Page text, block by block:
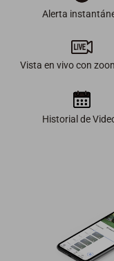
Alerta
Vista en vivo con
Historial de